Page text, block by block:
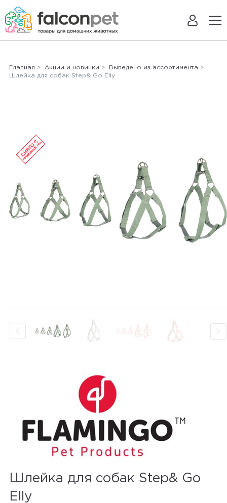
Главная > Акции и новинки > Выведено из ассортимента >
Шлейка для собак Step& Go Elly
Шлейка для собак Step& Go
Elly